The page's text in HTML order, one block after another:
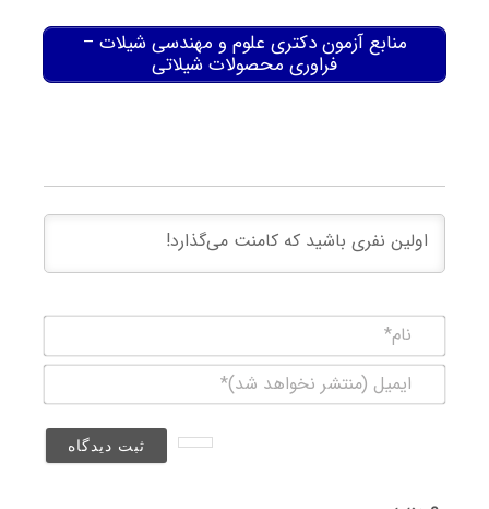
منابع آزمون دکتری علوم و مهندسی شیلات –
ﻓﺮاوری ﻣﺤﺼﻮﻻت شیلاتی
(منتشر